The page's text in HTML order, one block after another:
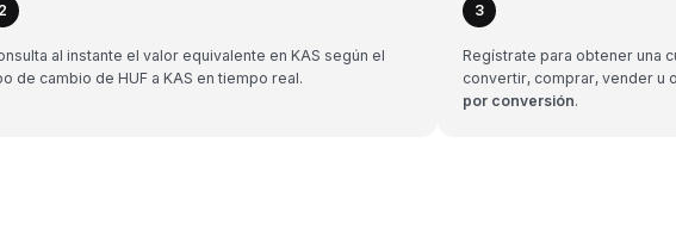
2
al instante el valor equivalente en KAS según el
de cambio de HUF a KAS en tiempo real.
3
Regístrate para obtener una
convertir, comprar, vender u
por conversión.